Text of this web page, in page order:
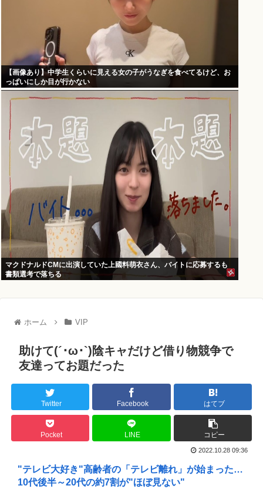
【画像あり】中学生くらいに見える女の子がうなぎを食べてるけど、お
っぱいにしか目が行かない
マクドナルドCMに出演していた上國料萌衣さん、バイトに応募するも
書類選考で落ちる
ホーム VIP
助けて(´･ω･`)陰キャだけど借り物競争で
友達ってお題だった
Twitter Facebook はてブ
Pocket LINE コピー
2022.10.28 09:36
"テレビ大好き"高齢者の「テレビ離れ」が始まった…
10代後半～20代の約7割が"ほぼ見ない"